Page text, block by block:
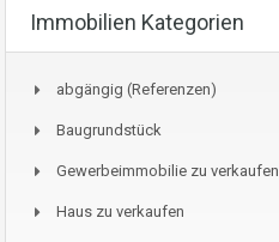
Immobilien Kategorien
abgängig (Referenzen)
Baugrundstück
Gewerbeimmobilie zu verkaufen
Haus zu verkaufen